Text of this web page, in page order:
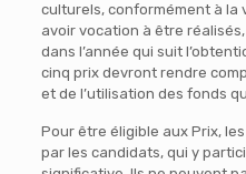
culturels, conformément à la
avoir vocation à être
dans l’année qui suit
cinq prix devront rendre
et de l’utilisation des fonds
Pour être éligible aux Prix,
par les candidats, qui y